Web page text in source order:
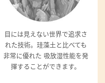
目には見えない世界で追求さ
れた技術。珪藻土と比べても
非常に優れた 吸放湿性能を発
揮することができます。